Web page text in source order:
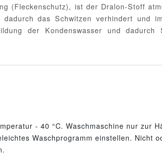
(Fleckenschutz), ist der Dralon-Stoff
das Schwitzen verhindert und
der Kondenswasser und dadurch
- 40 °C. Waschmaschine nur zur
Waschprogramm einstellen. Nicht